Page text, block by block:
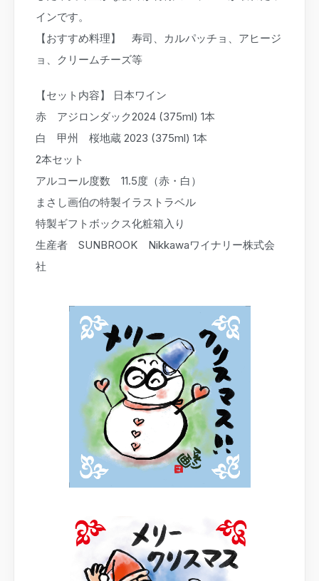
インです。
【おすすめ料理】 寿司、カルパッチョ、アヒージ
ョ、クリームチーズ等
【セット内容】 日本ワイン
赤 アジロンダック2024 (375ml) 1本
白 甲州 桜地蔵 2023 (375ml) 1本
2本セット
アルコール度数 11.5度（赤・白）
まさし画伯の特製イラストラベル
特製ギフトボックス化粧箱入り
生産者 SUNBROOK Nikkawaワイナリー株式会
社